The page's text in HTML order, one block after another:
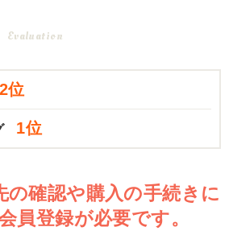
Evaluation
位
1位
の確認や購入の手続きに
員登録が必要です。